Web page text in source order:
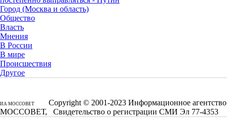
Город (Москва и область)
Общество
Власть
Мнения
В России
В мире
Происшествия
Другое
ИА МОССОВЕТ
Copyright © 2001-2023 Информационное агентство
МОССОВЕТ, Свидетельство о регистрации СМИ Эл 77-4353